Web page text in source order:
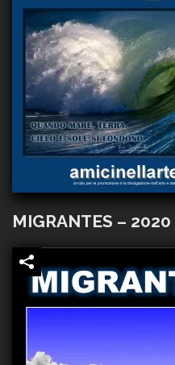
MIGRANTES – 2020